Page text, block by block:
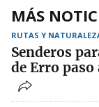
MÁS
RUTAS Y
Senderos
de Erro paso